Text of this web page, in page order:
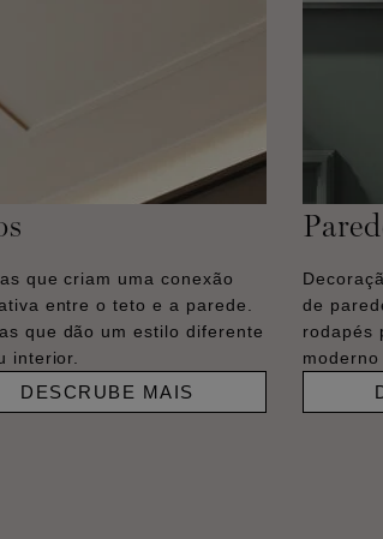
que criam uma conexão
entre o teto e a parede.
que dão um estilo diferente
interior.
DESCRUBE MAIS
de
rodapés